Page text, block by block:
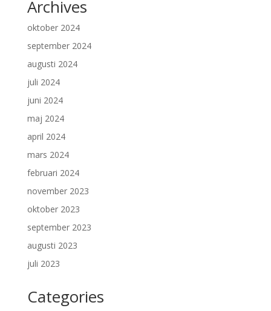
Archives
oktober 2024
september 2024
augusti 2024
juli 2024
juni 2024
maj 2024
april 2024
mars 2024
februari 2024
november 2023
oktober 2023
september 2023
augusti 2023
juli 2023
Categories